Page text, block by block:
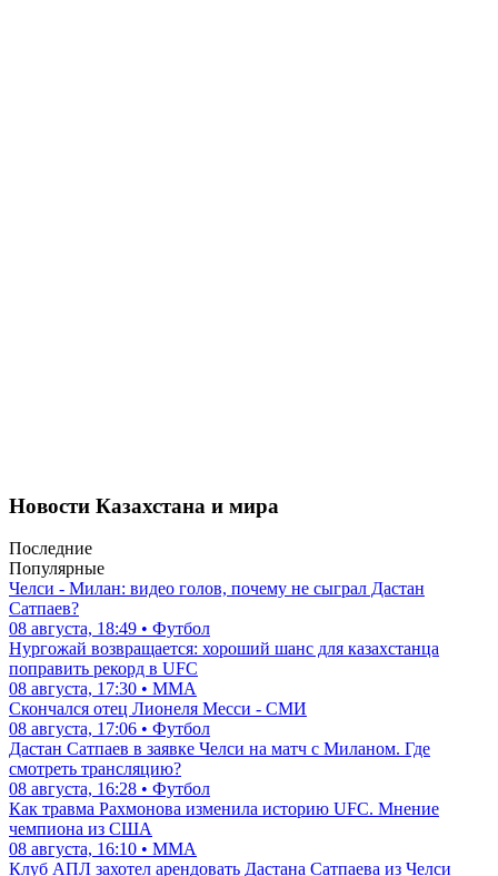
Новости Казахстана и мира
Последние
Популярные
Челси - Милан: видео голов, почему не сыграл Дастан
Сатпаев?
08 августа, 18:49 • Футбол
Нургожай возвращается: хороший шанс для казахстанца
поправить рекорд в UFC
08 августа, 17:30 • ММА
Скончался отец Лионеля Месси - СМИ
08 августа, 17:06 • Футбол
Дастан Сатпаев в заявке Челси на матч с Миланом. Где
смотреть трансляцию?
08 августа, 16:28 • Футбол
Как травма Рахмонова изменила историю UFC. Мнение
чемпиона из США
08 августа, 16:10 • ММА
Клуб АПЛ захотел арендовать Дастана Сатпаева из Челси